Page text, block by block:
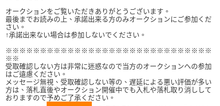
オークションをご覧いただきありがとうございます。
最後までお読みの上、承諾出来る方のみオークションにご参加くだ
さい。
↑承諾出来ない場合は参加しないでください。
※※※※※※※※※※※※※※※※※※※※※※※※※※※※※※
※※
受取確認しない方は非常に迷惑なので当方のオークションへの参加
はご遠慮ください。
メッセージ無視、受取確認しない等の、遅延による悪い評価が多い
方は、落札直後やオークション開催中でも入札や落札取り消しして
おりますので予めご了承ください。